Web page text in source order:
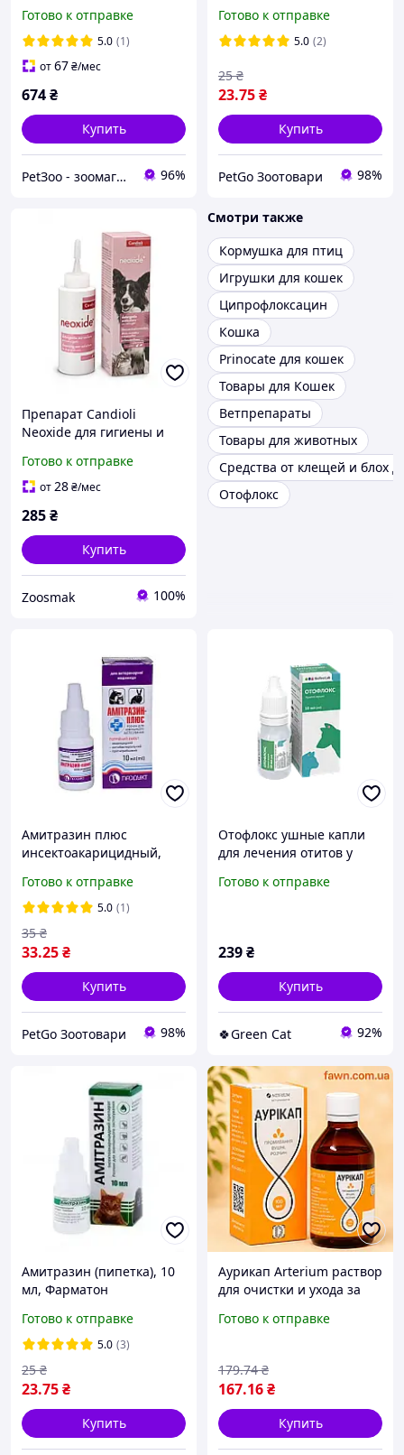
мл
Готово к отправке
5.0 (1)
от67₴/мес
674₴
Купить
PetЗоо - зоомагазин для ваших домашних любимцев 96%
Готово к отправке
5.0 (2)
23.75₴
25 ₴
Купить
PetGo Зоотовари 98%
Препарат Candioli
Neoxide для гигиены и
котов, 100 мл | Препарат
Кандиоли Неоксид
Готово к отправке
от28₴/мес
285₴
Купить
Zoosmak 100%
Смотри также
Кормушка для птиц
Игрушки для кошек
Ципрофлоксацин
Кошка
Prinocate для кошек
Товары для Кошек
Ветпрепараты
Товары для животных
Средства от клещей и блох
Отофлокс
Амитразин плюс
инсектоакарицидный,
антибактериальный 10
мл Продукт
Готово к отправке
5.0 (1)
33.25₴
35 ₴
Купить
PetGo Зоотовари 98%
Отофлокс ушные капли
для лечения отитов у
Готово к отправке
239₴
Купить
🍀Green Cat 92%
Амитразин (пипетка), 10
мл, Фарматон
Готово к отправке
5.0 (3)
23.75₴
25 ₴
Купить
Аурикап Arterium раствор
для очистки и ухода за
мл
Готово к отправке
167.16₴
179.74 ₴
Купить